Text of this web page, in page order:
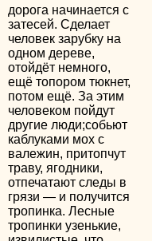
дорога начинается с
затесей. Сделает
человек зарубку на
одном дереве,
отойдёт немного,
ещё топором тюкнет,
потом ещё. За этим
человеком пойдут
другие люди;собьют
каблуками мох с
валежин, притопчут
траву, ягодники,
отпечатают следы в
грязи — и получится
тропинка. Лесные
тропинки узенькие,